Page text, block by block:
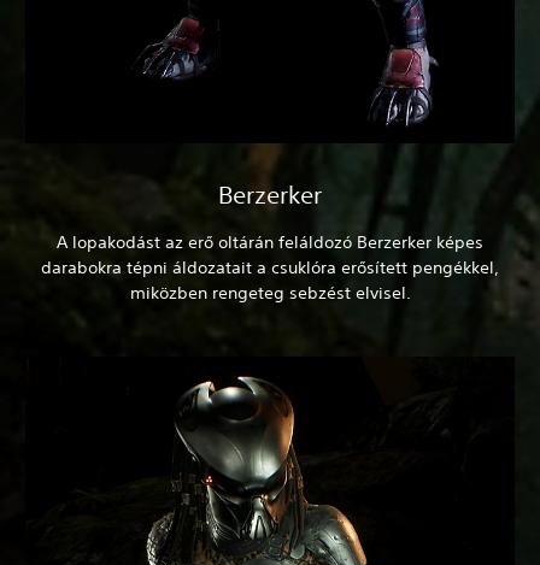
Berzerker
A lopakodást az erő oltárán feláldozó Berzerker képes
darabokra tépni áldozatait a csuklóra erősített pengékkel,
miközben rengeteg sebzést elvisel.